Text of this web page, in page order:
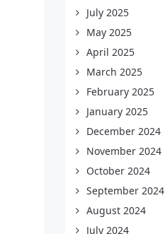
July 2025
May 2025
April 2025
March 2025
February 2025
January 2025
December 2024
November 2024
October 2024
September 2024
August 2024
July 2024